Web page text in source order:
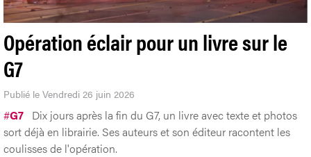
Opération éclair pour un livre sur le
G7
Publié le Vendredi 26 juin 2026
#G7 Dix jours après la fin du G7, un livre avec texte et photos
sort déjà en librairie. Ses auteurs et son éditeur racontent les
coulisses de l'opération.